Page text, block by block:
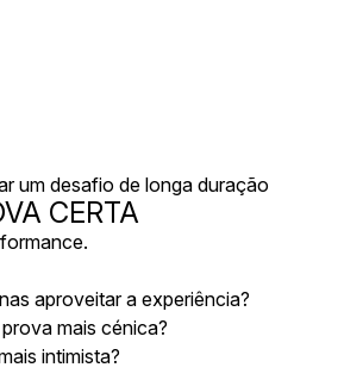
um desafio de longa duração
CERTA
aproveitar a experiência?
mais cénica?
intimista?